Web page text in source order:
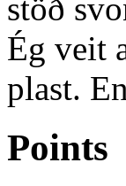
stöð
Ég veit
plast.
Points